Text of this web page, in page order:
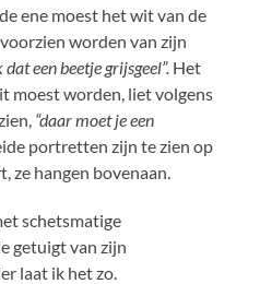
ene moest het wit van de
worden van zijn
dat een beetje grijsgeel”. Het
moest worden, liet volgens
“daar moet je een
portretten zijn te zien op
ze hangen bovenaan.
schetsmatige
getuigt van zijn
laat ik het zo.